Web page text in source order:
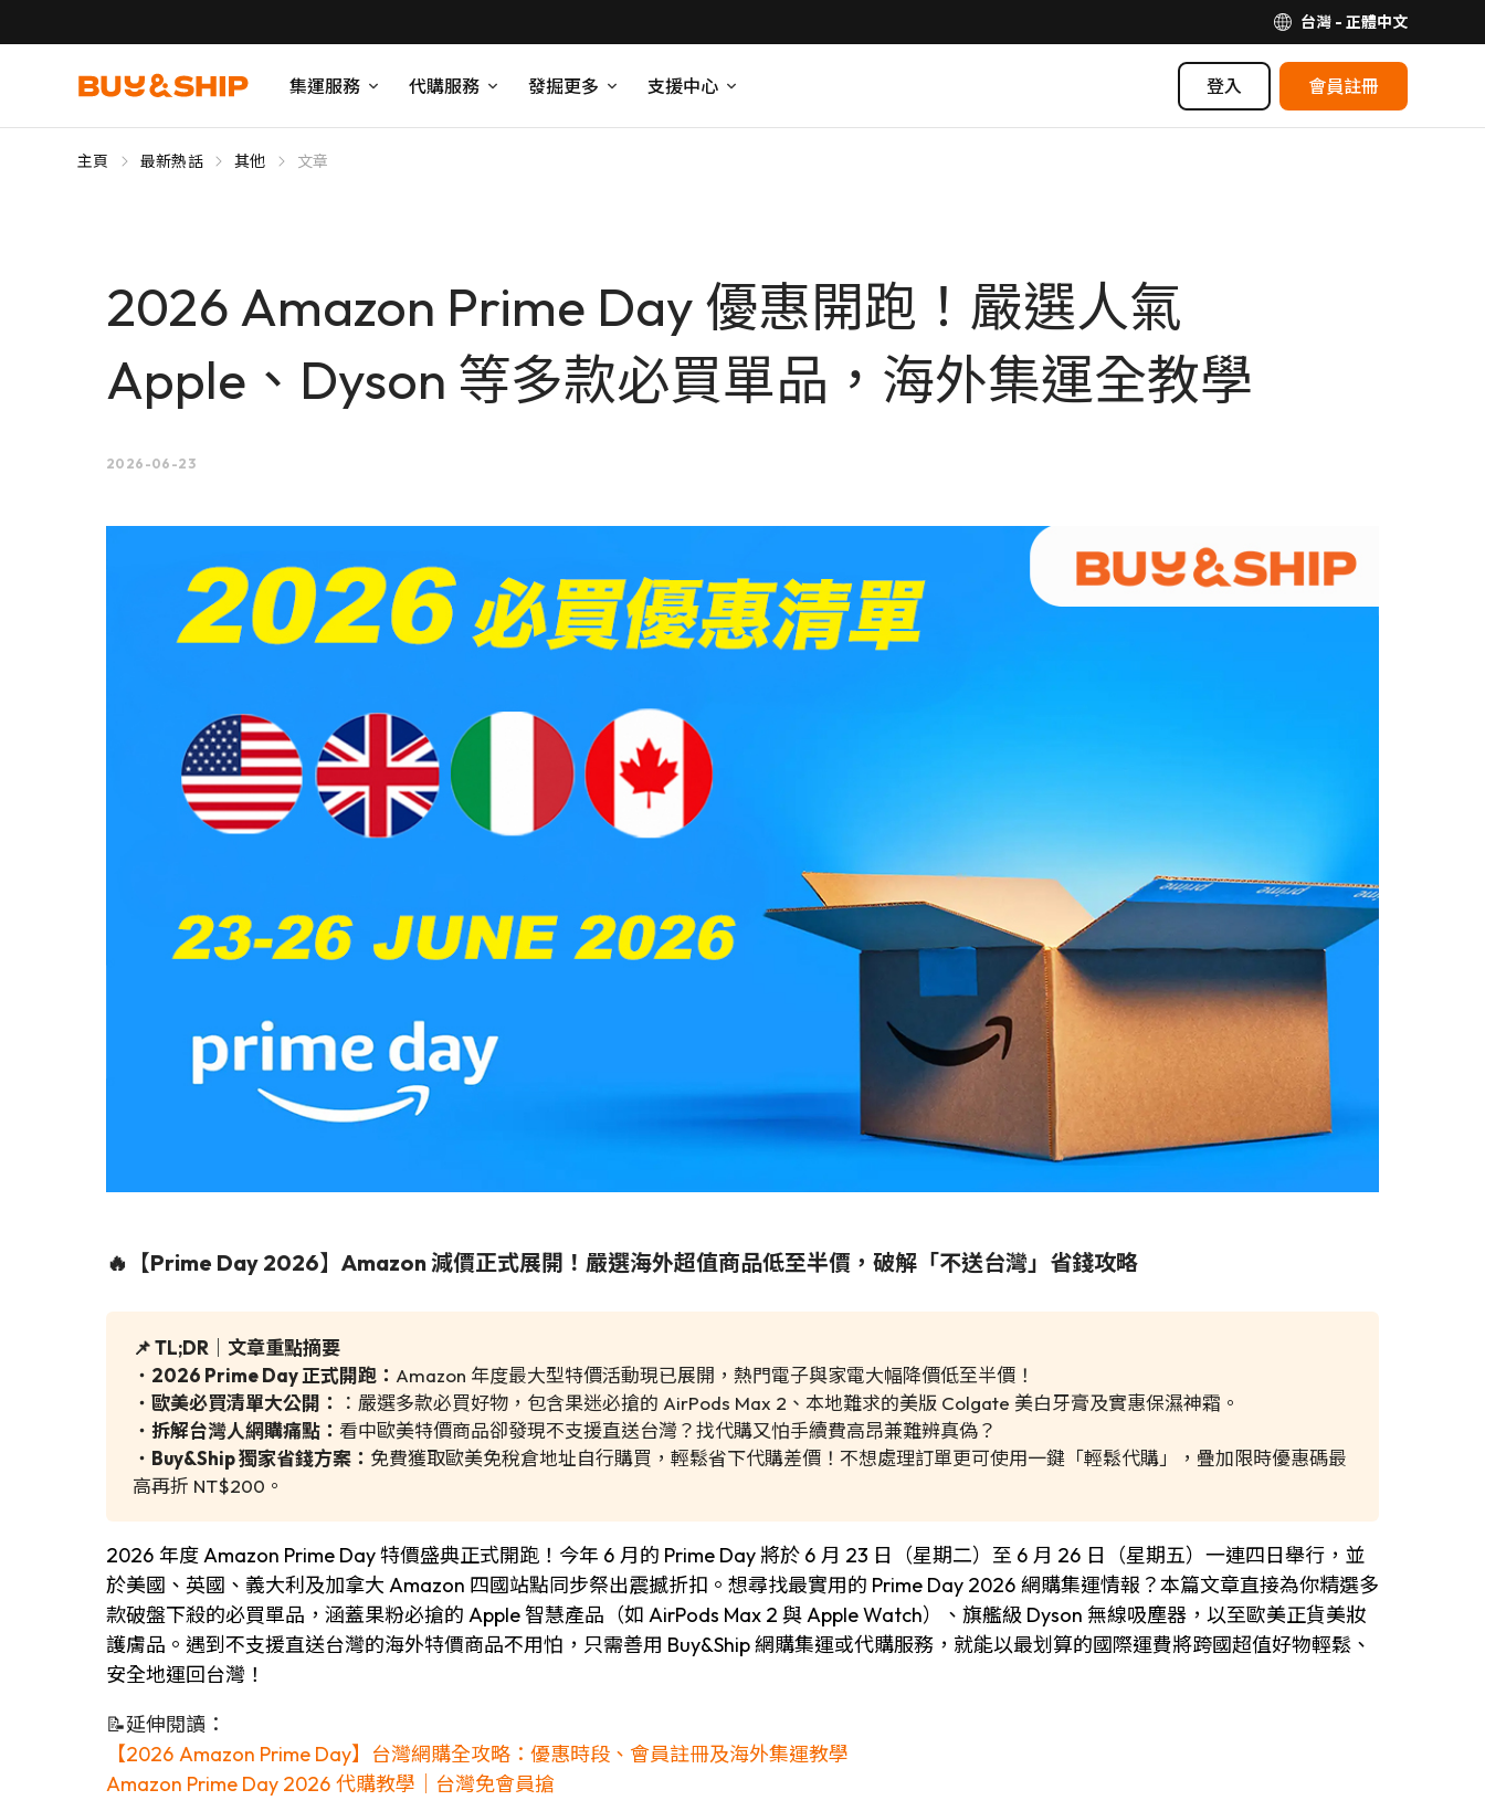
台灣 - 正體中文
集運服務 代購服務 發掘更多 支援中心 登入 會員註冊
主頁 最新熱話 其他 文章
2026 Amazon Prime Day 優惠開跑！嚴選人氣
Apple、Dyson 等多款必買單品，海外集運全教學
2026-06-23
🔥【Prime Day 2026】Amazon 減價正式展開！嚴選海外超值商品低至半價，破解「不送台灣」省錢攻略
📌 TL;DR｜文章重點摘要
・ 2026 Prime Day 正式開跑： Amazon 年度最大型特價活動現已展開，熱門電子與家電大幅降價低至半價！
・ 歐美必買清單大公開：
：嚴選多款必買好物，包含果迷必搶的 AirPods Max 2、本地難求的美版 Colgate 美白牙膏及實惠保濕神霜。
・ 拆解台灣人網購痛點： 看中歐美特價商品卻發現不支援直送台灣？找代購又怕手續費高昂兼難辨真偽？
・ Buy&Ship 獨家省錢方案： 免費獲取歐美免稅倉地址自行購買，輕鬆省下代購差價！不想處理訂單更可使用一鍵「輕鬆代購」，疊加限時優惠碼最
高再折 NT$200。
2026 年度 Amazon Prime Day 特價盛典正式開跑！今年 6 月的 Prime Day 將於 6 月 23 日（星期二）至 6 月 26 日（星期五）一連四日舉行，並
於美國、英國、義大利及加拿大 Amazon 四國站點同步祭出震撼折扣。想尋找最實用的 Prime Day 2026 網購集運情報？本篇文章直接為你精選多
款破盤下殺的必買單品，涵蓋果粉必搶的 Apple 智慧產品（如 AirPods Max 2 與 Apple Watch）、旗艦級 Dyson 無線吸塵器，以至歐美正貨美妝
護膚品。遇到不支援直送台灣的海外特價商品不用怕，只需善用 Buy&Ship 網購集運或代購服務，就能以最划算的國際運費將跨國超值好物輕鬆、
安全地運回台灣！
📝延伸閱讀：
【2026 Amazon Prime Day】台灣網購全攻略：優惠時段、會員註冊及海外集運教學
Amazon Prime Day 2026 代購教學｜台灣免會員搶